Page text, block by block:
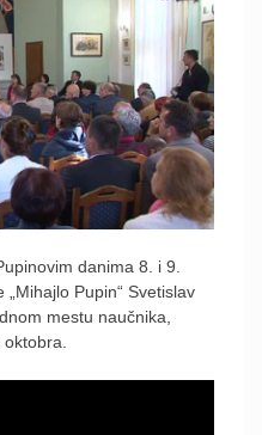
danima 8. i 9.
Pupin“ Svetislav
mestu naučnika,